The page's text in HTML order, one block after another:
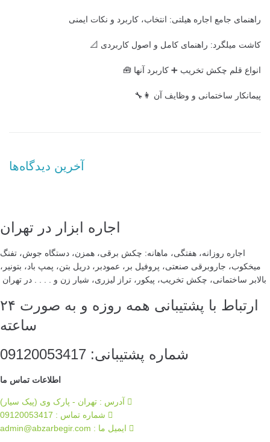
راهنمای جامع اجاره هیلتی: انتخاب، کاربرد و نکات ایمنی
کاشت میلگرد: راهنمای کامل و اصول کاربردی 📐
انواع قلم چکش تخریب ➕ کاربرد آنها 🧰
پیمانکار ساختمانی و وظایف آن 👩‍🔧
آخرین دیدگاه‌ها
اجاره ابزار در تهران
اجاره روزانه، هفتگی، ماهانه: چکش برقی، همزن، دستگاه جوش، تفنگ
میخکوب، جاروبرقی صنعتی، پروفیل بر، عمودبر، دریل بتن، پمپ باد، بتونیر،
بالابر ساختمانی، چکش تخریب، پیکور، تراز لیزری، شیار زن و . . . . در تهران
ارتباط با پشتیبانی همه روزه و به صورت ۲۴
ساعته
شماره پشتیبانی: 09120053417
اطلاعات تماس ما
آدرس : تهران - پارک وی (پیک سیار)
شماره تماس : 09120053417
ایمیل ما :‌ admin@abzarbegir.com